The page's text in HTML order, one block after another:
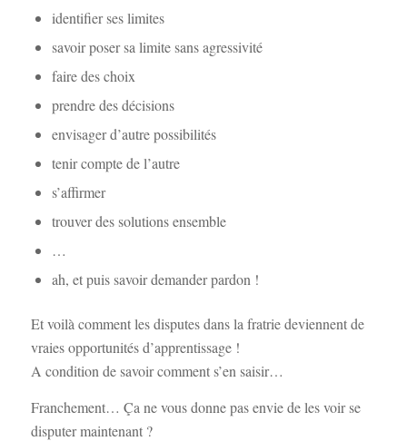
identifier ses limites
savoir poser sa limite sans agressivité
faire des choix
prendre des décisions
envisager d’autre possibilités
tenir compte de l’autre
s’affirmer
trouver des solutions ensemble
…
ah, et puis savoir demander pardon !
Et voilà comment les disputes dans la fratrie deviennent de
vraies opportunités d’apprentissage !
A condition de savoir comment s’en saisir…
Franchement… Ça ne vous donne pas envie de les voir se
disputer maintenant ?